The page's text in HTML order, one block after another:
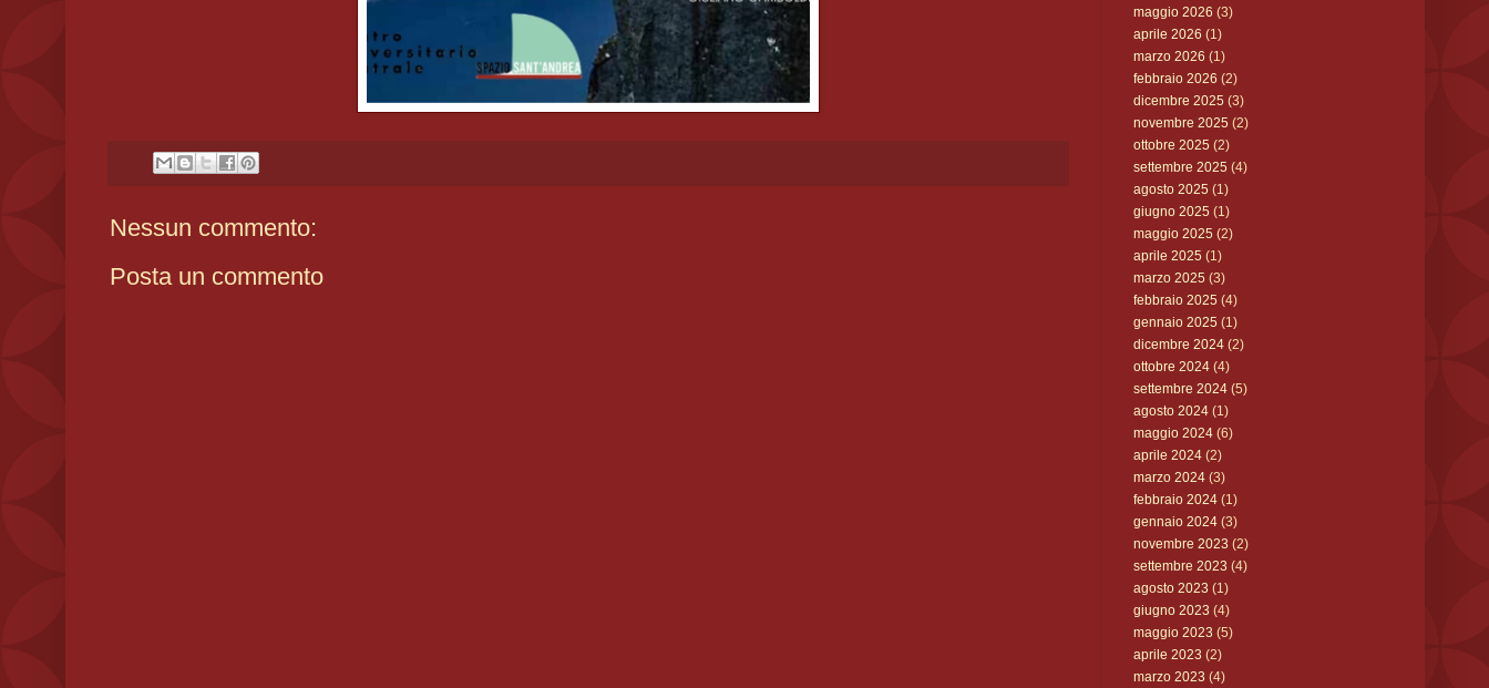
Nessun commento:
Posta un commento
maggio 2026 (3)
aprile 2026 (1)
marzo 2026 (1)
febbraio 2026 (2)
dicembre 2025 (3)
novembre 2025 (2)
ottobre 2025 (2)
settembre 2025 (4)
agosto 2025 (1)
giugno 2025 (1)
maggio 2025 (2)
aprile 2025 (1)
marzo 2025 (3)
febbraio 2025 (4)
gennaio 2025 (1)
dicembre 2024(2)
ottobre 2024(4)
settembre 2024(5)
agosto 2024(1)
maggio 2024(6)
aprile 2024(2)
marzo 2024(3)
febbraio 2024(1)
gennaio 2024(3)
novembre 2023 (2)
settembre 2023 (4)
agosto 2023 (1)
giugno 2023 (4)
maggio 2023 (5)
aprile 2023 (2)
marzo 2023 (4)